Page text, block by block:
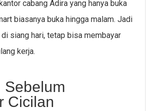
cabang Adira yang hanya buka
biasanya buka hingga malam. Jadi
siang hari, tetap bisa membayar
kerja.
Sebelum
Cicilan